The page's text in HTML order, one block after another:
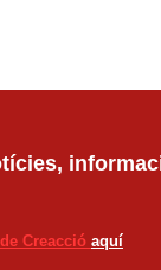
Creacció aquí